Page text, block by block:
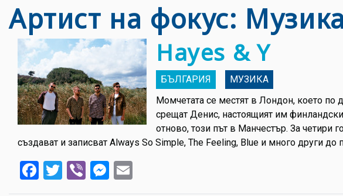
Артист на фокус: Музика
Hayes & Y
БЪЛГАРИЯ
МУЗИКА
Момчетата се местят в Лондон, което по
срещат Денис, настоящият им финландски
отново, този път в Манчестър. За четири
създават и записват Always So Simple, The Feeling, Blue и много други до
Facebook
Twitter
ViberMessenger